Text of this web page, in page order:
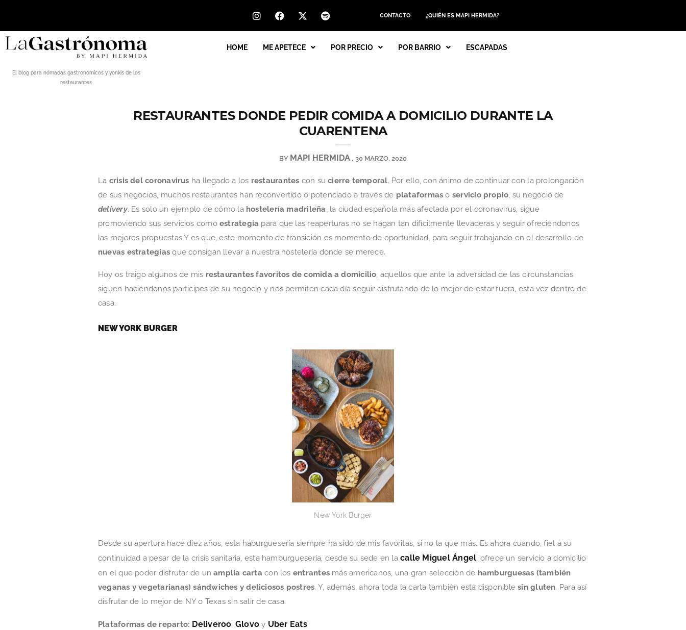
CONTACTO ¿QUIÉN ES MAPI HERMIDA?
El blog para nómadas gastronómicos y yonkis de los
restaurantes
HOME ME APETECE POR PRECIO POR BARRIO ESCAPADAS
RESTAURANTES DONDE PEDIR COMIDA A DOMICILIO DURANTE LA
CUARENTENA
BY MAPI HERMIDA 30 MARZO, 2020
La crisis del coronavirus ha llegado a los restaurantes con sucierre temporal. Por ello, con ánimo de continuar con la prolongación
de sus negocios, muchos restaurantes han reconvertido o potenciado a través de plataformas o servicio propio, su negocio de
delivery. Es solo un ejemplo de cómo la hostelería madrileña, la ciudad española más afectada por el coronavirus, sigue
promoviendo sus servicios como estrategia para que las reaperturas no se hagan tan difícilmente llevaderas y seguir ofreciéndonos
las mejores propuestas Y es que, este momento de transición es momento de oportunidad, para seguir trabajando en el desarrollo de
nuevas estrategias que consigan llevar a nuestra hostelería donde se merece.
Hoy os traigo algunos de mis restaurantes favoritos de comida a domicilio, aquellos que ante la adversidad de las circunstancias
siguen haciéndonos participes de su negocio y nos permiten cada día seguir disfrutando de lo mejor de estar fuera, esta vez dentro de
casa.
NEW YORK BURGER
New York Burger
Desde su apertura hace diez años, esta haburguesería siempre ha sido de mis favoritas, si no la que más. Es ahora cuando, fiel a su
continuidad a pesar de la crisis sanitaria, esta hamburguesería, desde su sede en lacalle Miguel Ángel, ofrece un servicio a domicilio
en el que poder disfrutar de unamplia carta con los entrantesmás americanos, una gran selección de hamburguesas (también
veganas y vegetarianas) sándwiches y deliciosos postres. Y, además, ahora toda la carta también está disponiblesin gluten. Para así
disfrutar de lo mejor de NY o Texas sin salir de casa.
Plataformas de reparto: Deliveroo, Glovo y Uber Eats